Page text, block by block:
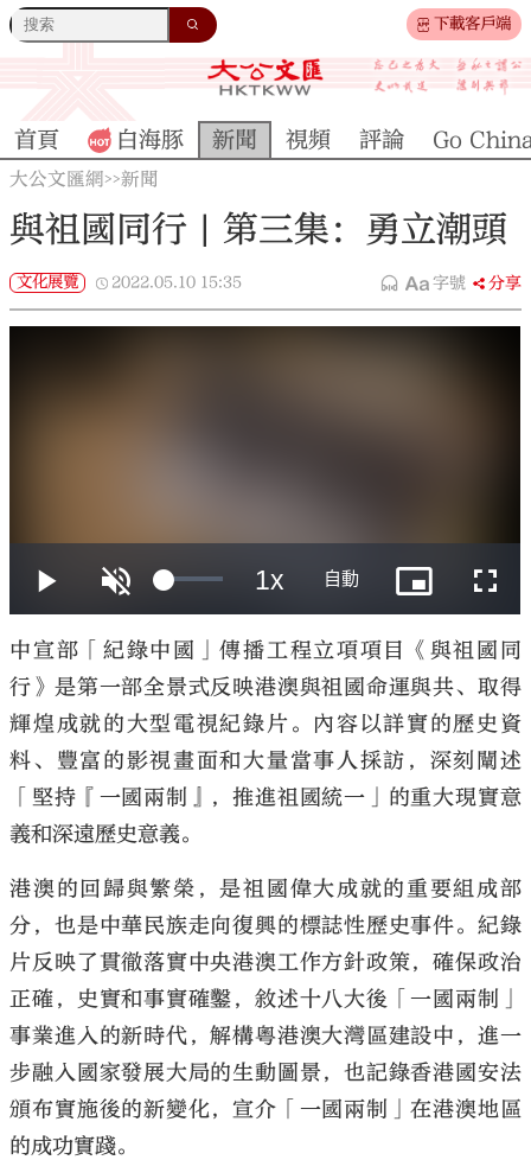
下載客戶端
大公文匯
首頁 白海豚 新聞 視頻 評論 Go
大公文匯網>>新聞
與祖國同行 | 第三集：勇立潮頭
文化展覽 2022.05.10 15:35 字號 分享
中宣部「紀錄中國」傳播工程立項項目《與祖國同
行》是第一部全景式反映港澳與祖國命運與共、取得
輝煌成就的大型電視紀錄片。內容以詳實的歷史資
料、豐富的影視畫面和大量當事人採訪，深刻闡述
「堅持『一國兩制』，推進祖國統一」的重大現實意
義和深遠歷史意義。
港澳的回歸與繁榮，是祖國偉大成就的重要組成部
分，也是中華民族走向復興的標誌性歷史事件。紀錄
片反映了貫徹落實中央港澳工作方針政策，確保政治
正確，史實和事實確鑿，敘述十八大後「一國兩制」
事業進入的新時代，解構粵港澳大灣區建設中，進一
步融入國家發展大局的生動圖景，也記錄香港國安法
頒布實施後的新變化，宣介「一國兩制」在港澳地區
的成功實踐。